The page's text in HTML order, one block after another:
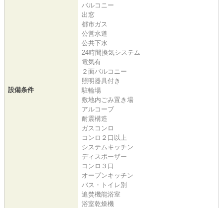
設備条件
バルコニー
出窓
都市ガス
公営水道
公共下水
24時間換気システム
電気有
２面バルコニー
照明器具付き
駐輪場
敷地内ごみ置き場
アルコーブ
耐震構造
ガスコンロ
コンロ２口以上
システムキッチン
ディスポーザー
コンロ３口
オープンキッチン
バス・トイレ別
追焚機能浴室
浴室乾燥機